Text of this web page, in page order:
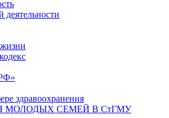
деятельности
жизни
здравоохранения
МОЛОДЫХ СЕМЕЙ В СтГМУ